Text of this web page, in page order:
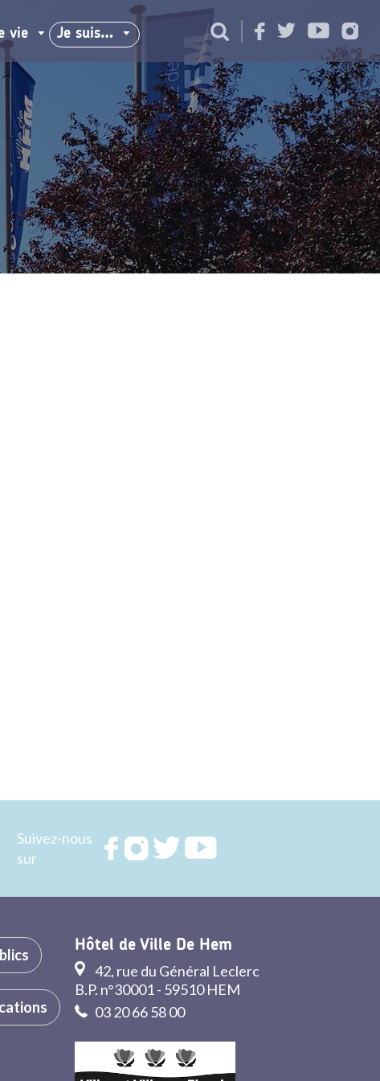
vie Je suis…
Suivez-nous
sur
RejoignezRejoignezRejoignez
Hôtel de Ville De Hem
42, rue du Général Leclerc
B.P. n°30001 - 59510 HEM
03 20 66 58 00